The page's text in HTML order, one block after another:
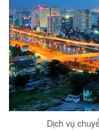
Dịch vụ